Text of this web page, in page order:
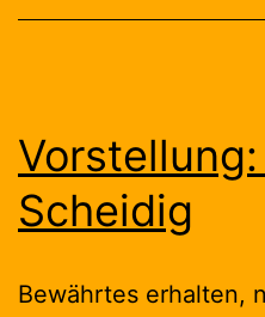
Scheidig
Bewährtes erhalten,